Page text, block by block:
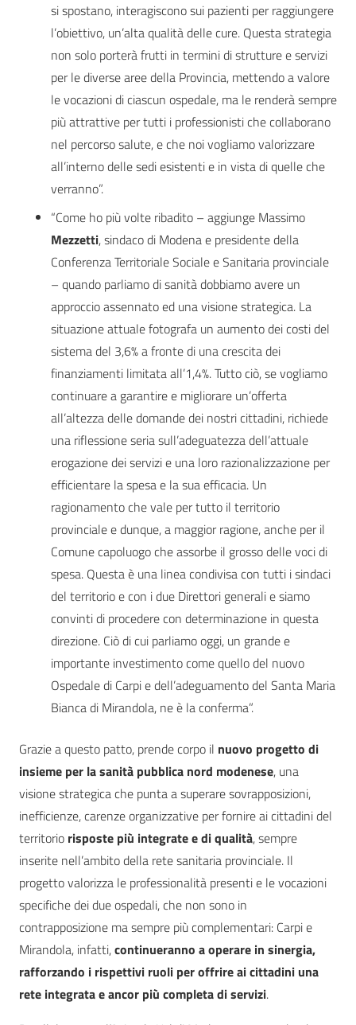
si spostano, interagiscono sui pazienti per raggiungere
l’obiettivo, un’alta qualità delle cure. Questa strategia
non solo porterà frutti in termini di strutture e servizi
per le diverse aree della Provincia, mettendo a valore
le vocazioni di ciascun ospedale, ma le renderà sempre
più attrattive per tutti i professionisti che collaborano
nel percorso salute, e che noi vogliamo valorizzare
all’interno delle sedi esistenti e in vista di quelle che
verranno”.
“Come ho più volte ribadito – aggiunge Massimo
Mezzetti, sindaco di Modena e presidente della
Conferenza Territoriale Sociale e Sanitaria provinciale
– quando parliamo di sanità dobbiamo avere un
approccio assennato ed una visione strategica. La
situazione attuale fotografa un aumento dei costi del
sistema del 3,6% a fronte di una crescita dei
finanziamenti limitata all’1,4%. Tutto ciò, se vogliamo
continuare a garantire e migliorare un’offerta
all’altezza delle domande dei nostri cittadini, richiede
una riflessione seria sull’adeguatezza dell’attuale
erogazione dei servizi e una loro razionalizzazione per
efficientare la spesa e la sua efficacia. Un
ragionamento che vale per tutto il territorio
provinciale e dunque, a maggior ragione, anche per il
Comune capoluogo che assorbe il grosso delle voci di
spesa. Questa è una linea condivisa con tutti i sindaci
del territorio e con i due Direttori generali e siamo
convinti di procedere con determinazione in questa
direzione. Ciò di cui parliamo oggi, un grande e
importante investimento come quello del nuovo
Ospedale di Carpi e dell’adeguamento del Santa Maria
Bianca di Mirandola, ne è la conferma”.
Grazie a questo patto, prende corpo il nuovo progetto di
insieme per la sanità pubblica nord modenese, una
visione strategica che punta a superare sovrapposizioni,
inefficienze, carenze organizzative per fornire ai cittadini del
territorio risposte più integrate e di qualità, sempre
inserite nell’ambito della rete sanitaria provinciale. Il
progetto valorizza le professionalità presenti e le vocazioni
specifiche dei due ospedali, che non sono in
contrapposizione ma sempre più complementari: Carpi e
Mirandola, infatti,continueranno a operare in sinergia,
rafforzando i rispettivi ruoli per offrire ai cittadini una
rete integrata e ancor più completa di servizi.